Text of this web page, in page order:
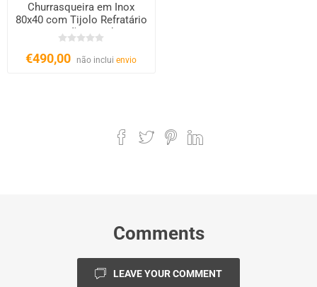
Churrasqueira em Inox
80x40 com Tijolo Refratário
– Carvão e Lenha
€490,00 não incluienvio
Comments
LEAVE YOUR COMMENT